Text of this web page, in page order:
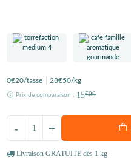
0€20/tasse 28€50/kg
Prix de comparaison : 15€00
+
-
Livraison GRATUITE dès 1 kg